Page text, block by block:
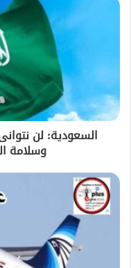
السعودية: لن
وسلامة